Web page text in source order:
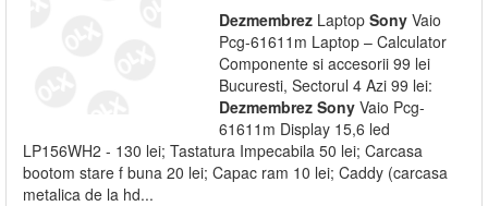
Dezmembrez Laptop Sony Vaio
Pcg-61611m Laptop – Calculator
Componente si accesorii 99 lei
Bucuresti, Sectorul 4 Azi 99 lei:
Dezmembrez Sony Vaio Pcg-
61611m Display 15,6 led
LP156WH2 - 130 lei; Tastatura Impecabila 50 lei; Carcasa
bootom stare f buna 20 lei; Capac ram 10 lei; Caddy (carcasa
metalica de la hd...